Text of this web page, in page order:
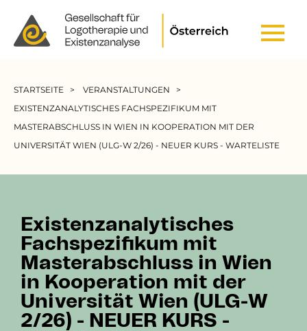
STARTSEITE
VERANSTALTUNGEN
EXISTENZANALYTISCHES FACHSPEZIFIKUM MIT
MASTERABSCHLUSS IN WIEN IN KOOPERATION MIT DER
UNIVERSITÄT WIEN (ULG-W 2/26) - NEUER KURS - WARTELISTE
Existenzanalytisches
Fachspezifikum mit
Masterabschluss in Wien
in Kooperation mit der
Universität Wien (ULG-W
2/26) - NEUER KURS -